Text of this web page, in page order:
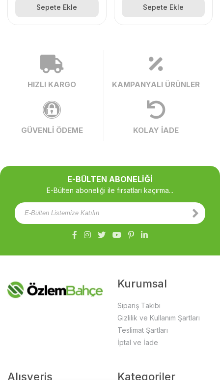
Sepete Ekle Sepete Ekle
HIZLI KARGO KAMPANYALI ÜRÜNLER
GÜVENLİ ÖDEME KOLAY İADE
E-BÜLTEN ABONELİĞİ
E-Bülten aboneliği ile fırsatları kaçırma...
Kurumsal
Sipariş Takibi
Gizlilik ve Kullanım Şartları
Teslimat Şartları
İptal ve İade
Alışveriş Kategoriler